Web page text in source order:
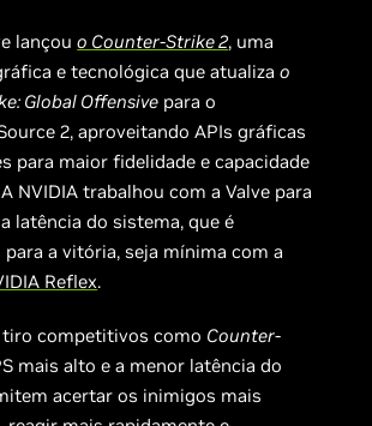
lançouo Counter-Strike 2, uma
e tecnológica que atualizao
Global Offensive para o
2, aproveitando APIs gráficas
para maior fidelidade e capacidade
NVIDIA trabalhou com a Valve para
latência do sistema, que é
a vitória, seja mínima com a
Reflex.
tiro competitivos como Counter-
mais alto e a menor latência do
acertar os inimigos mais